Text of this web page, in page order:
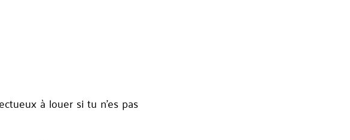
à louer si tu n’es pas